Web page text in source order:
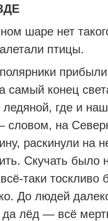
шаре нет
птицы.
самый конец
где и
словом, на
раскинули на
Скучать было
таки тоскливо
До людей
да лёд — всё